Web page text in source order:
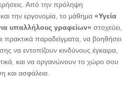
Από την πρόληψη
την εργονομία, το μάθημα «Υγεία
υπαλλήλους γραφείων» στοχεύει,
πρακτικά παραδείγματα, να βοηθήσει
να εντοπίζουν κινδύνους έγκαιρα,
και να οργανώνουν το χώρο σου
και ασφάλεια.